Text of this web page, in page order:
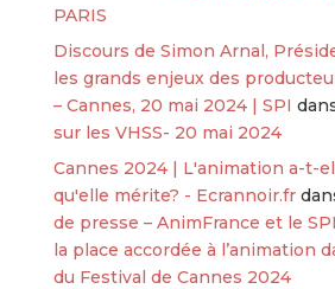
PARIS
Discours de Simon Arnal,
les grands enjeux des
– Cannes, 20 mai 2024 | SPI
sur les VHSS- 20 mai 2024
Cannes 2024 | L'animation a-t-
qu'elle mérite? - Ecrannoir.fr
de presse – AnimFrance et le
la place accordée à l’animation
du Festival de Cannes 2024